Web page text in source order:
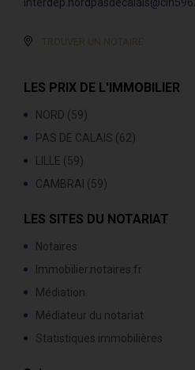
TROUVER UN NOTAIRE
LES PRIX DE L'IMMOBILIER
NORD (59)
PAS DE CALAIS (62)
LILLE (59)
CAMBRAI (59)
LES SITES DU NOTARIAT
Notaires
Immobilier.notaires.fr
Médiation
Médiateur du notariat
Statistiques immobilières